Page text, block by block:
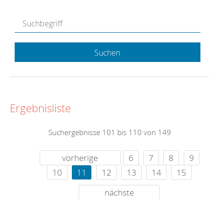
Suchen
Ergebnisliste
Suchergebnisse 101 bis 110 von 149
vorherige 6 7 8
9
10
11 12 13 14
15
nächste